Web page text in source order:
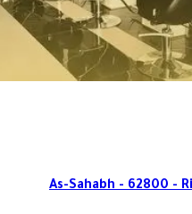
As-Sahabh - 62800 -